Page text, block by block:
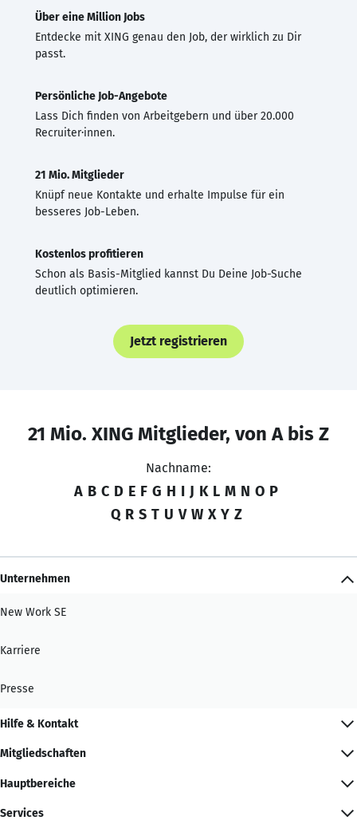
Über eine Million Jobs
Entdecke mit XING genau den Job, der wirklich zu Dir
passt.
Persönliche Job-Angebote
Lass Dich finden von Arbeitgebern und über 20.000
Recruiter·innen.
21 Mio. Mitglieder
Knüpf neue Kontakte und erhalte Impulse für ein
besseres Job-Leben.
Kostenlos profitieren
Schon als Basis-Mitglied kannst Du Deine Job-Suche
deutlich optimieren.
Jetzt registrieren
21 Mio. XING Mitglieder, von A bis Z
Nachname:
A B C D E F G H I J K L M N O P
Q R S T U V W X Y Z
Unternehmen
New Work SE
Karriere
Presse
Hilfe & Kontakt
Mitgliedschaften
Hauptbereiche
Services